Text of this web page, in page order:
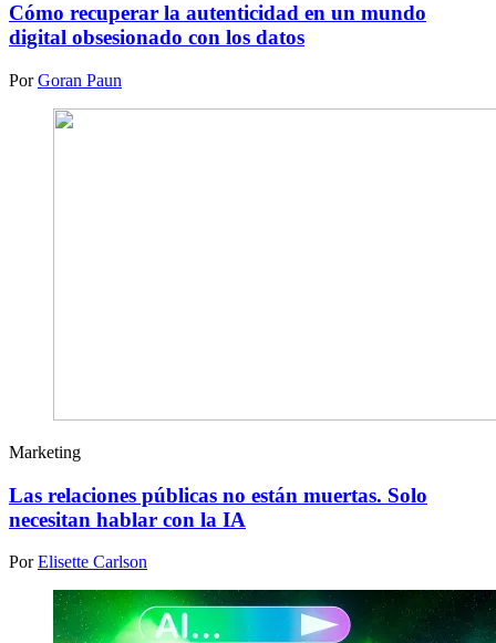
Cómo recuperar la autenticidad en un mundo
digital obsesionado con los datos
PorGoran Paun
Marketing
Las relaciones públicas no están muertas. Solo
necesitan hablar con la IA
PorElisette Carlson